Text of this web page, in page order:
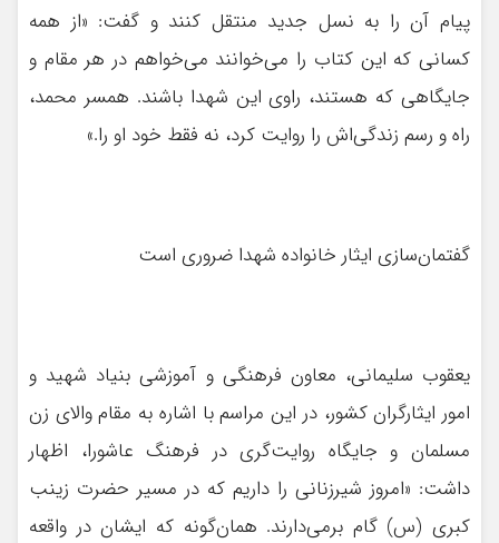
پیام آن را به نسل جدید منتقل کنند و گفت: «از همه
کسانی که این کتاب را می‌خوانند می‌خواهم در هر مقام و
جایگاهی که هستند، راوی این شهدا باشند. همسر محمد،
راه و رسم زندگی‌اش را روایت کرد، نه فقط خود او را.»
گفتمان‌سازی ایثار خانواده شهدا ضروری است
یعقوب سلیمانی، معاون فرهنگی و آموزشی بنیاد شهید و
امور ایثارگران کشور، در این مراسم با اشاره به مقام والای زن
مسلمان و جایگاه روایت‌گری در فرهنگ عاشورا، اظهار
داشت: «امروز شیرزنانی را داریم که در مسیر حضرت زینب
کبری (س) گام برمی‌دارند. همان‌گونه که ایشان در واقعه